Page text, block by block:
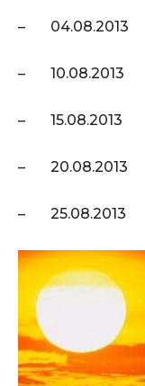
– 04.08.2013
– 10.08.2013
– 15.08.2013
– 20.08.2013
– 25.08.2013